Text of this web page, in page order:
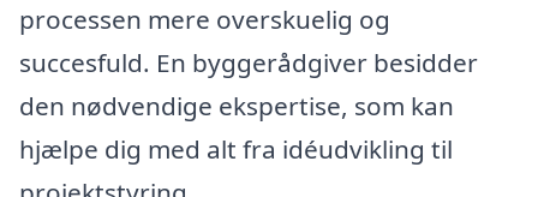
processen mere overskuelig og
succesfuld. En byggerådgiver besidder
den nødvendige ekspertise, som kan
hjælpe dig med alt fra idéudvikling til